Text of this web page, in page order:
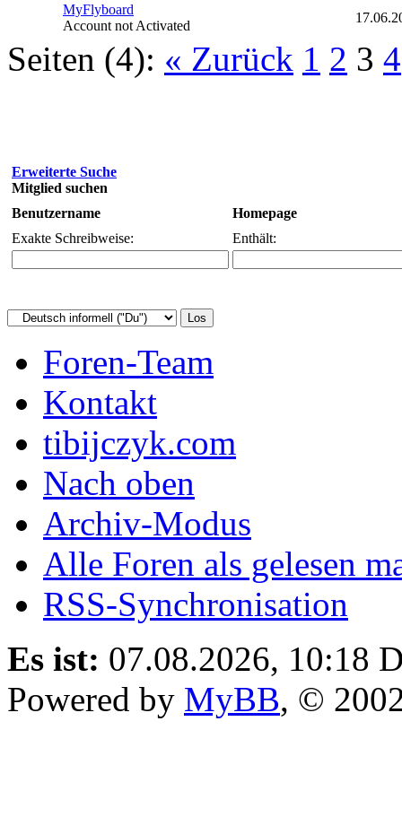
MyFlyboard
Account not Activated
Seiten (4): « Zurück 1 2 3 4
Erweiterte Suche
Mitglied suchen
Benutzername
Homepage
Exakte Schreibweise:
Enthält:
Foren-Team
Kontakt
tibijczyk.com
Nach oben
Archiv-Modus
Alle Foren als gelesen
RSS-Synchronisation
Es ist: 07.08.2026, 10:18
Powered by MyBB, ©